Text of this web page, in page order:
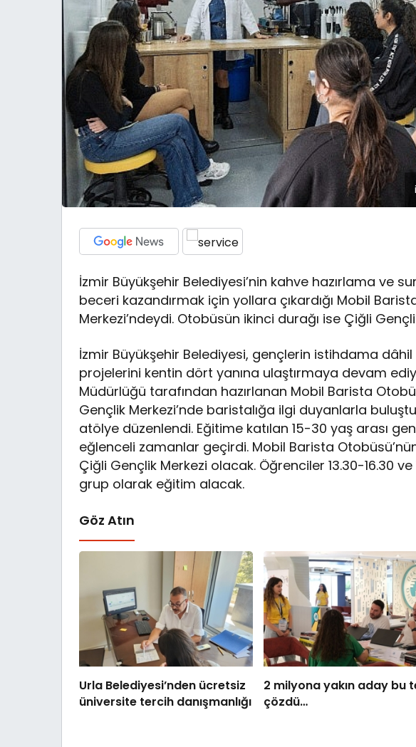
İzmir Büyükşehir Belediyesi’nin kahve hazırlama ve
beceri kazandırmak için yollara çıkardığı Mobil
Merkezi’ndeydi. Otobüsün ikinci durağı ise Çiğli
İzmir Büyükşehir Belediyesi, gençlerin istihdama
projelerini kentin dört yanına ulaştırmaya devam
Müdürlüğü tarafından hazırlanan Mobil Barista
Gençlik Merkezi’nde baristalığa ilgi duyanlarla
atölye düzenlendi. Eğitime katılan 15-30 yaş arası
eğlenceli zamanlar geçirdi. Mobil Barista Otobüsü’nün
Çiğli Gençlik Merkezi olacak. Öğrenciler 13.30-16.30
grup olarak eğitim alacak.
Göz Atın
Urla Belediyesi’nden ücretsiz
üniversite tercih danışmanlığı
2 milyona yakın aday bu
çözdü…